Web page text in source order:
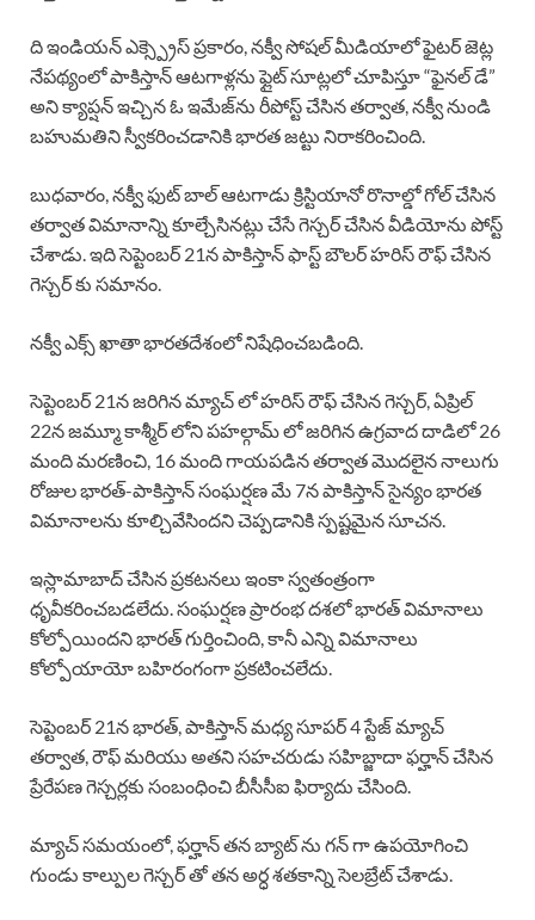
ది ఇండియన్ ఎక్స్ప్రెస్ ప్రకారం, నక్వీ సోషల్ మీడియాలో ఫైటర్ జెట్ల
నేపథ్యంలో పాకిస్తాన్ ఆటగాళ్లను ఫ్లైట్ సూట్లలో చూపిస్తూ “ఫైనల్ డే”
అని క్యాప్షన్ ఇచ్చిన ఓ ఇమేజ్‌ను రీపోస్ట్ చేసిన తర్వాత, నక్వీ నుండి
బహుమతిని స్వీకరించడానికి భారత జట్టు నిరాకరించింది.
బుధవారం, నక్వీ ఫుట్ బాల్ ఆటగాడు క్రిస్టియానో రొనాల్డో గోల్ చేసిన
తర్వాత విమానాన్ని కూల్చేసినట్లు చేసే గెస్చర్ చేసిన వీడియోను పోస్ట్
చేశాడు. ఇది సెప్టెంబర్ 21న పాకిస్తాన్ ఫాస్ట్ బౌలర్ హరిస్ రౌఫ్ చేసిన
గెస్చర్ కు సమానం.
నక్వీ ఎక్స్ ఖాతా భారతదేశంలో నిషేధించబడింది.
సెప్టెంబర్ 21న జరిగిన మ్యాచ్ లో హరిస్ రౌఫ్ చేసిన గెస్చర్, ఏప్రిల్
22న జమ్మూ కాశ్మీర్ లోని పహల్గామ్ లో జరిగిన ఉగ్రవాద దాడిలో 26
మంది మరణించి, 16 మంది గాయపడిన తర్వాత మొదలైన నాలుగు
రోజుల భారత్-పాకిస్తాన్ సంఘర్షణ మే 7న పాకిస్తాన్ సైన్యం భారత
విమానాలను కూల్చివేసిందని చెప్పడానికి స్పష్టమైన సూచన.
ఇస్లామాబాద్ చేసిన ప్రకటనలు ఇంకా స్వతంత్రంగా
ధృవీకరించబడలేదు. సంఘర్షణ ప్రారంభ దశలో భారత్ విమానాలు
కోల్పోయిందని భారత్ గుర్తించింది, కానీ ఎన్ని విమానాలు
కోల్పోయాయో బహిరంగంగా ప్రకటించలేదు.
సెప్టెంబర్ 21న భారత్, పాకిస్తాన్ మధ్య సూపర్ 4 స్టేజ్ మ్యాచ్
తర్వాత, రౌఫ్ మరియు అతని సహచరుడు సహిబ్జాదా ఫర్హాన్ చేసిన
ప్రేరేపణ గెస్చర్లకు సంబంధించి బీసీసీఐ ఫిర్యాదు చేసింది.
మ్యాచ్ సమయంలో, ఫర్హాన్ తన బ్యాట్ ను గన్ గా ఉపయోగించి
గుండు కాల్పుల గెస్చర్ తో తన అర్ధ శతకాన్ని సెలబ్రేట్ చేశాడు.